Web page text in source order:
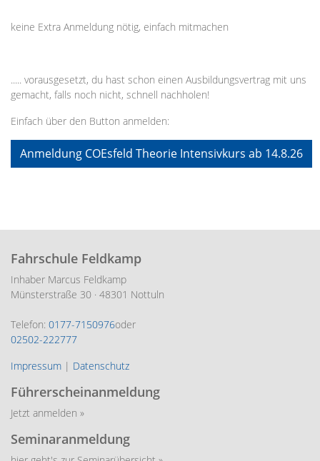
keine Extra Anmeldung nötig, einfach mitmachen
..... vorausgesetzt, du hast schon einen Ausbildungsvertrag mit uns
gemacht, falls noch nicht, schnell nachholen!
Einfach über den Button anmelden:
Anmeldung COEsfeld Theorie Intensivkurs ab 14.8.26
Fahrschule Feldkamp
Inhaber Marcus Feldkamp
Münsterstraße 30 · 48301 Nottuln
Telefon: 0177-7150976oder
02502-222777
Impressum | Datenschutz
Führerscheinanmeldung
Jetzt anmelden »
Seminaranmeldung